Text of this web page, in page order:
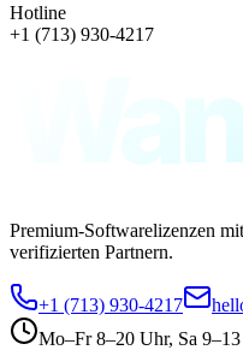
Hotline
+1 (713) 930-4217
Premium-Softwarelizenzen
verifizierten Partnern.
+1 (713) 930-4217
Mo–Fr 8–20 Uhr, Sa